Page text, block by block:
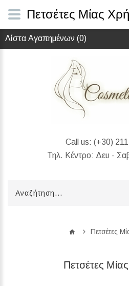
Call us: (+30)
Τηλ. Κέντρο: Δευ -
Λίστα Αγαπημένων (0)
Πετσέτες
Πετσέτες
Πετσέτες Μίας